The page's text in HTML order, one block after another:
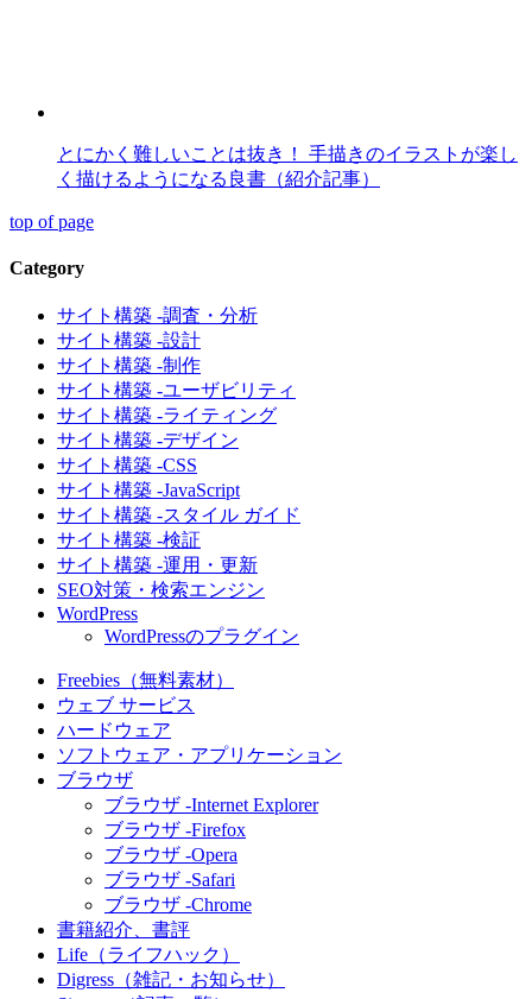
とにかく難しいことは抜き！ 手描きのイラストが楽し
く描けるようになる良書（紹介記事）
top of page
Category
サイト構築 -調査・分析
サイト構築 -設計
サイト構築 -制作
サイト構築 -ユーザビリティ
サイト構築 -ライティング
サイト構築 -デザイン
サイト構築 -CSS
サイト構築 -JavaScript
サイト構築 -スタイル ガイド
サイト構築 -検証
サイト構築 -運用・更新
SEO対策・検索エンジン
WordPress
WordPressのプラグイン
Freebies（無料素材）
ウェブ サービス
ハードウェア
ソフトウェア・アプリケーション
ブラウザ
ブラウザ -Internet Explorer
ブラウザ -Firefox
ブラウザ -Opera
ブラウザ -Safari
ブラウザ -Chrome
書籍紹介、書評
Life（ライフハック）
Digress（雑記・お知らせ）